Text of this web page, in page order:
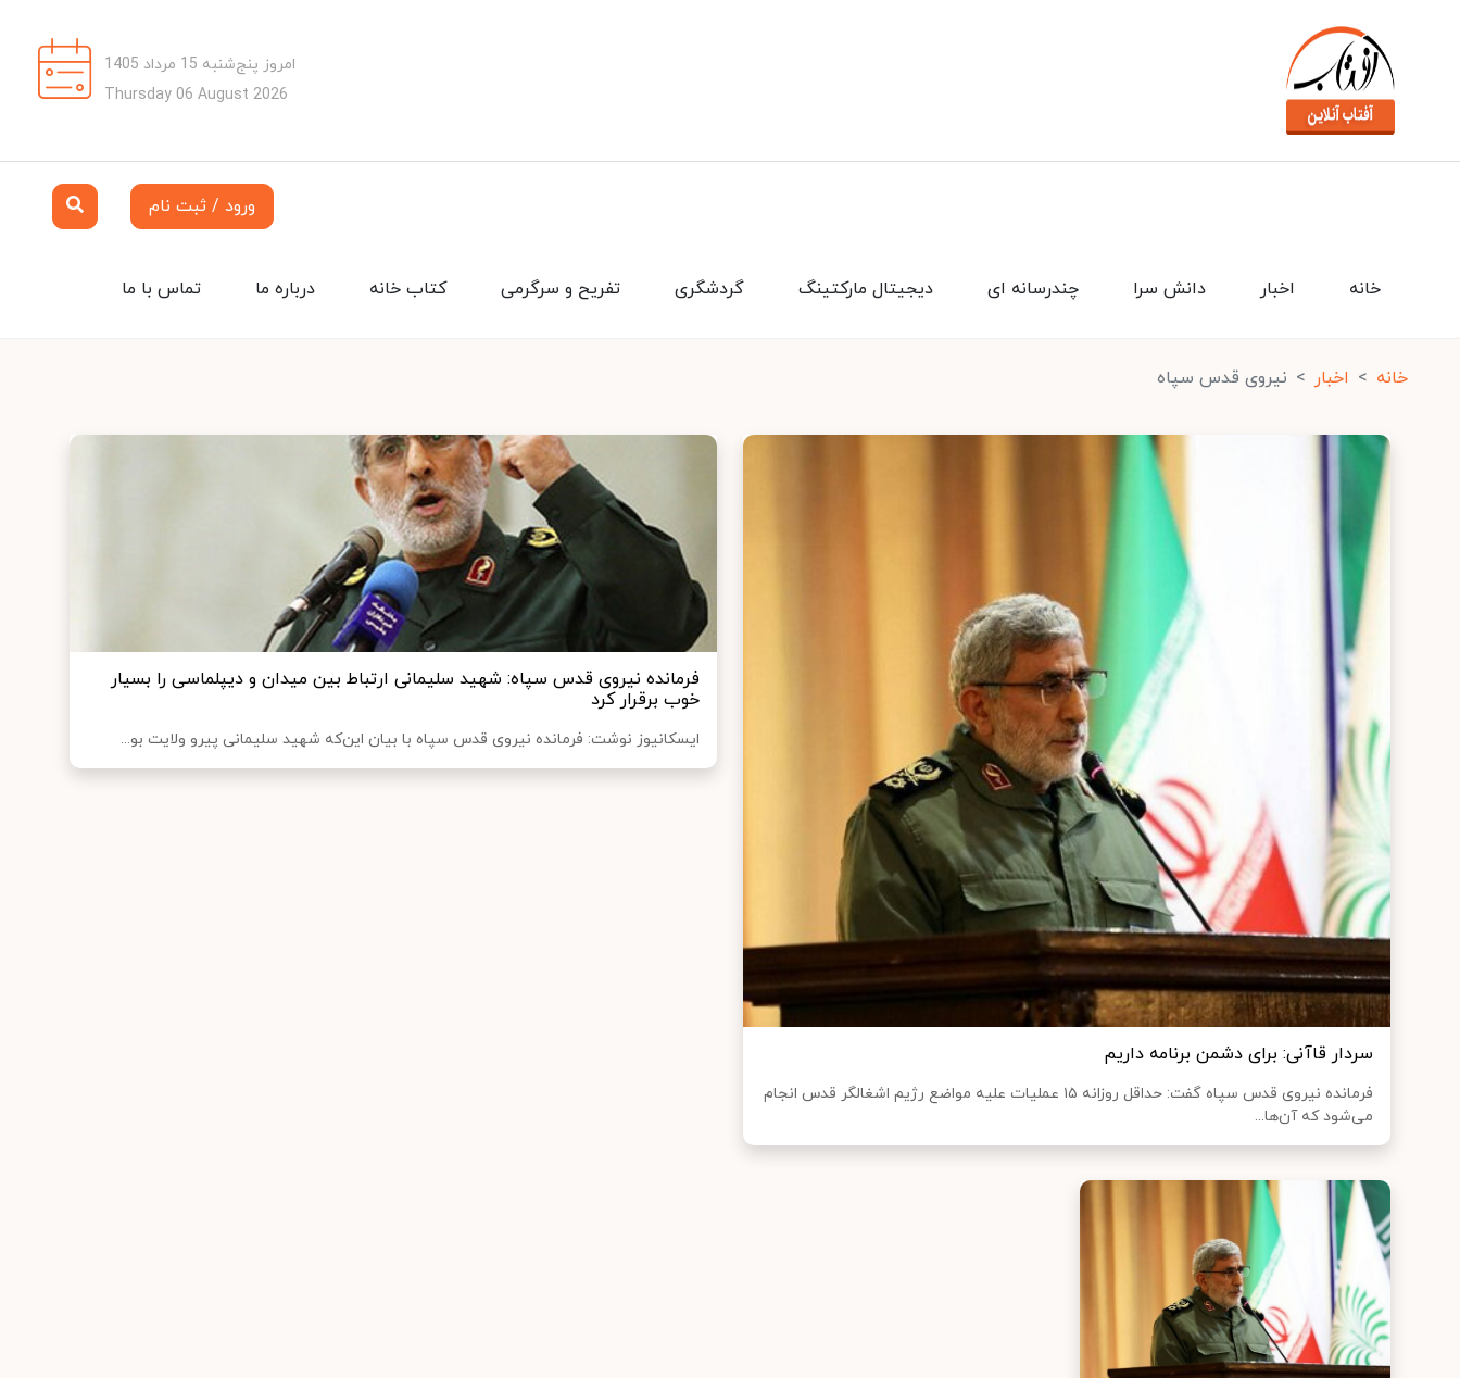
امروز پنج‌شنبه 15 مرداد 1405
Thursday 06 August 2026
ورود / ثبت نام
تماس با ما درباره ما کتاب خانه تفریح و سرگرمی گردشگری دیجیتال مارکتینگ چندرسانه ای دانش سرا اخبار خانه
خانه اخبار نیروی قدس سپاه
سردار قاآنی: برای دشمن برنامه داریم
فرمانده نیروی قدس سپاه گفت: حداقل روزانه ۱۵ عملیات علیه مواضع رژیم اشغالگر قدس انجام
می‌شود که آن‌ها...
فرمانده نیروی قدس سپاه: شهید سلیمانی ارتباط بین میدان و دیپلماسی را بسیار
خوب برقرار کرد
ایسکانیوز نوشت: فرمانده نیروی قدس سپاه با بیان این‌که شهید سلیمانی پیرو ولایت بو...